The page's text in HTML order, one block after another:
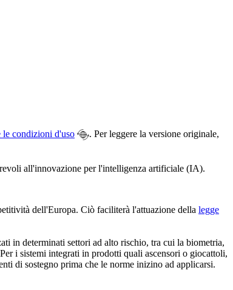
le condizioni d'uso
. Per leggere la versione originale,
all'innovazione per l'intelligenza artificiale (IA).
dell'Europa. Ciò faciliterà l'attuazione della legge
in determinati settori ad alto rischio, tra cui la biometria,
i sistemi integrati in prodotti quali ascensori o giocattoli,
di sostegno prima che le norme inizino ad applicarsi.